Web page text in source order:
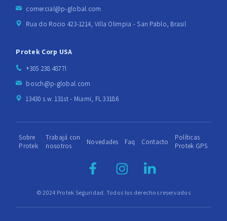
comercial@p-global.com
Rua do Rocio 423-1214, Villa Olimpia - San Pablo, Brasil
Protek Corp USA
+305 238 4877l
bosch@p-global.com
13430 s.w. 131st - Miami, FL 33186
© 2024 Protek Seguridad. Todos los derechos reservados
Sobre
Protek
Trabajá con
nosotros
Novedades Faq Contacto
Políticas
Protek GPS